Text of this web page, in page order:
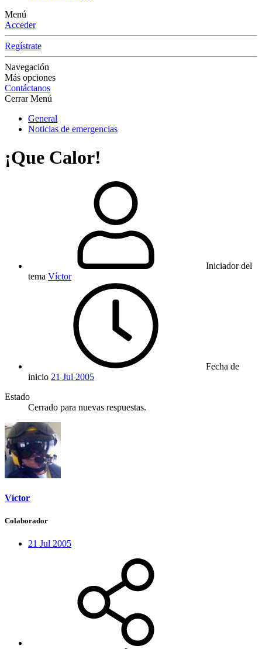
Menú
Acceder
Regístrate
Navegación
Más opciones
Contáctanos
Cerrar Menú
General
Noticias de emergencias
¡Que Calor!
Iniciador del
tema Víctor
Fecha de
inicio 21 Jul 2005
Estado
Cerrado para nuevas respuestas.
Víctor
Colaborador
21 Jul 2005